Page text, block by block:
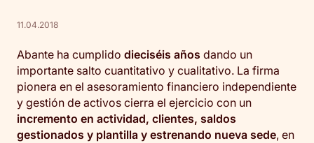
11.04.2018
Abante ha cumplido dieciséis años dando un
importante salto cuantitativo y cualitativo. La firma
pionera en el asesoramiento financiero independiente
y gestión de activos cierra el ejercicio con un
incremento en actividad, clientes, saldos
gestionados y plantilla y estrenando nueva sede, en